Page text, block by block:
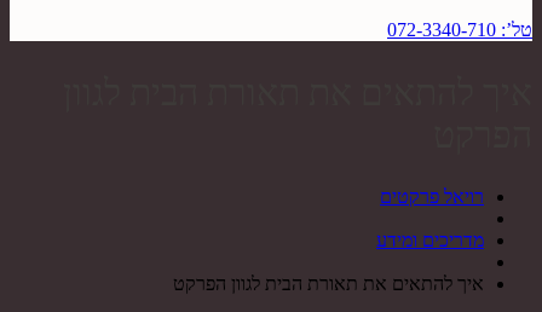
טל’: 072-3340-710
רויאל פרקטים
מדריכים ומידע
איך להתאים את תאורת הבית לגוון הפרקט